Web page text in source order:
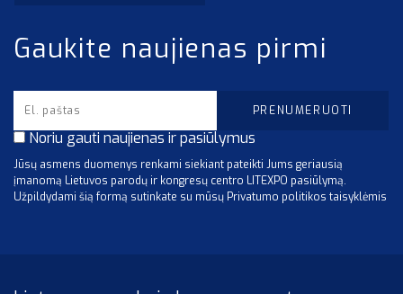
Gaukite naujienas pirmi
Noriu gauti naujienas ir pasiūlymus
Jūsų asmens duomenys renkami siekiant pateikti Jums geriausią
įmanomą Lietuvos parodų ir kongresų centro LITEXPO pasiūlymą.
Užpildydami šią formą sutinkate su mūsų Privatumo politikos taisyklėmis